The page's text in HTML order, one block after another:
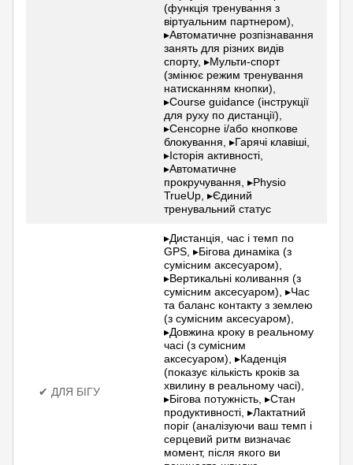
(функція тренування з
віртуальним партнером),
▸Автоматичне розпізнавання
занять для різних видів
спорту, ▸Мульти-спорт
(змінює режим тренування
натисканням кнопки),
▸Course guidance (інструкції
для руху по дистанції),
▸Сенсорне і/або кнопкове
блокування, ▸Гарячі клавіші,
▸Історія активності,
▸Автоматичне
прокручування, ▸Physio
TrueUp, ▸Єдиний
тренувальний статус
✔ ДЛЯ БІГУ
▸Дистанція, час і темп по
GPS, ▸Бігова динаміка (з
сумісним аксесуаром),
▸Вертикальні коливання (з
сумісним аксесуаром), ▸Час
та баланс контакту з землею
(з сумісним аксесуаром),
▸Довжина кроку в реальному
часі (з сумісним
аксесуаром), ▸Каденція
(показує кількість кроків за
хвилину в реальному часі),
▸Бігова потужність, ▸Стан
продуктивності, ▸Лактатний
поріг (аналізуючи ваш темп і
серцевий ритм визначає
момент, після якого ви